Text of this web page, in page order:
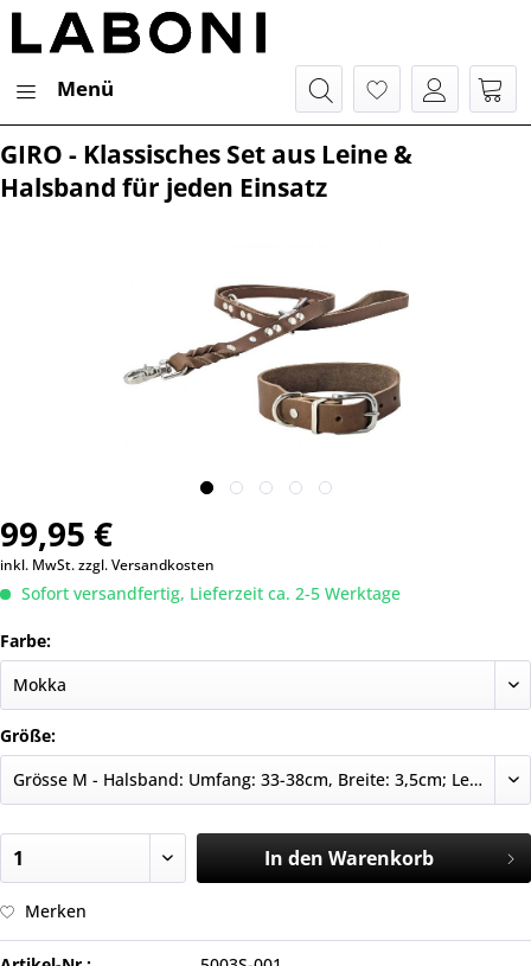
Menü
GIRO - Klassisches Set aus Leine &
Halsband für jeden Einsatz
99,95 €
inkl. MwSt.zzgl. Versandkosten
Sofort versandfertig, Lieferzeit ca. 2-5 Werktage
Farbe:
Größe:
In den Warenkorb
Merken